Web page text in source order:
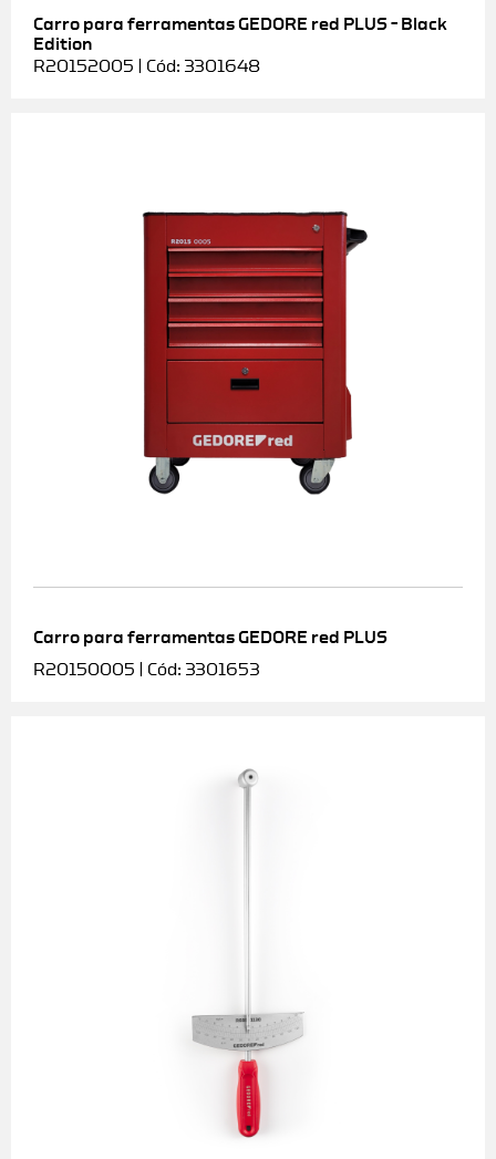
Carro para ferramentas GEDORE red PLUS – Black
Edition
R20152005 | Cód: 3301648
Carro para ferramentas GEDORE red PLUS
R20150005 | Cód: 3301653